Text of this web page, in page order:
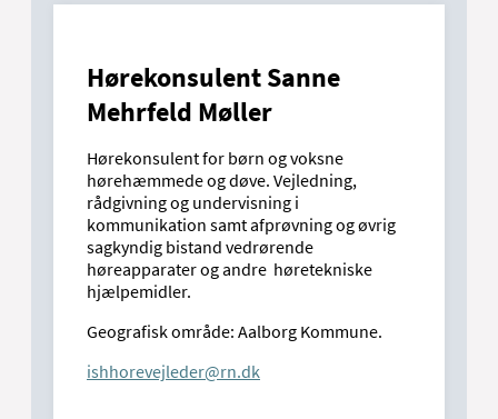
Hørekonsulent Sanne
Mehrfeld Møller
Hørekonsulent for børn og voksne
hørehæmmede og døve. Vejledning,
rådgivning og undervisning i
kommunikation samt afprøvning og øvrig
sagkyndig bistand vedrørende
høreapparater og andre høretekniske
hjælpemidler.
Geografisk område: Aalborg Kommune.
ishhorevejleder@rn.dk